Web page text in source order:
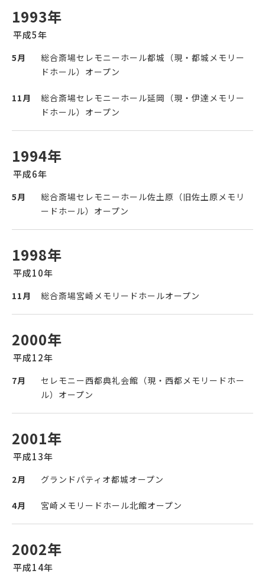
1993年
平成5年
5月
総合斎場セレモニーホール都城（現・都城メモリー
ドホール）オープン
11月
総合斎場セレモニーホール延岡（現・伊達メモリー
ドホール）オープン
1994年
平成6年
5月
総合斎場セレモニーホール佐土原（旧佐土原メモリ
ードホール）オープン
1998年
平成10年
11月 総合斎場宮崎メモリードホールオープン
2000年
平成12年
7月
セレモニー西都典礼会館（現・西都メモリードホー
ル）オープン
2001年
平成13年
2月 グランドパティオ都城オープン
4月 宮崎メモリードホール北館オープン
2002年
平成14年